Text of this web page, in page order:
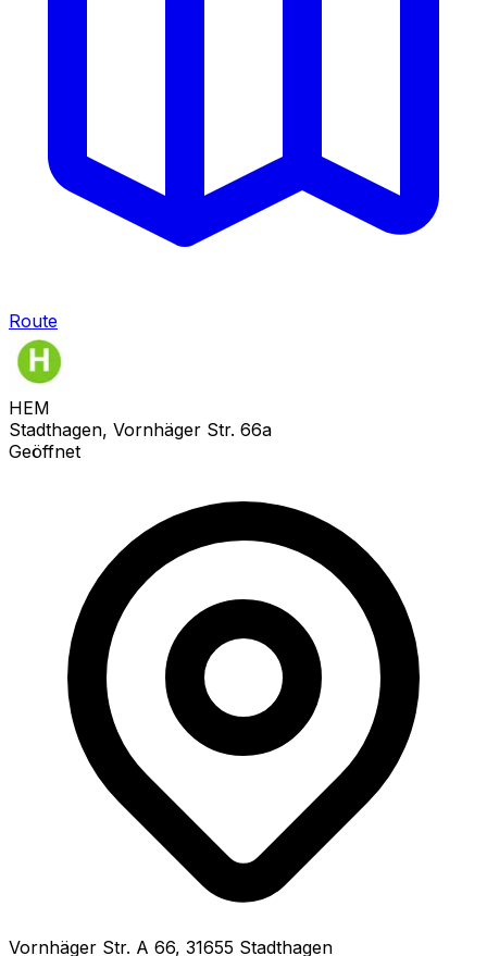
Route
HEM
Stadthagen, Vornhäger Str. 66a
Geöffnet
Vornhäger Str. A 66, 31655 Stadthagen